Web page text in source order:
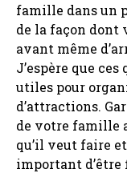
famille dans un
de la façon dont
avant même
J’espère que
utiles pour
d’attractions.
de votre famille
qu’il veut faire
important d’être